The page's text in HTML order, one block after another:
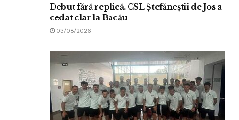
Debut fără replică. CSL Ștefăneștii de Jos a
cedat clar la Bacău
03/08/2026